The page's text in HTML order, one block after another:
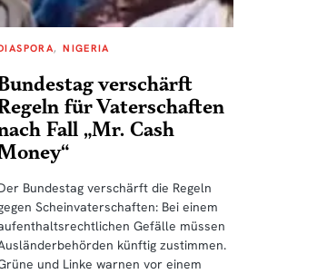
NIGERIA
verschärft
für Vaterschaften
Fall „Mr. Cash
Bundestag verschärft die Regeln
Scheinvaterschaften: Bei einem
Gefälle müssen
künftig zustimmen.
und Linke warnen vor einem